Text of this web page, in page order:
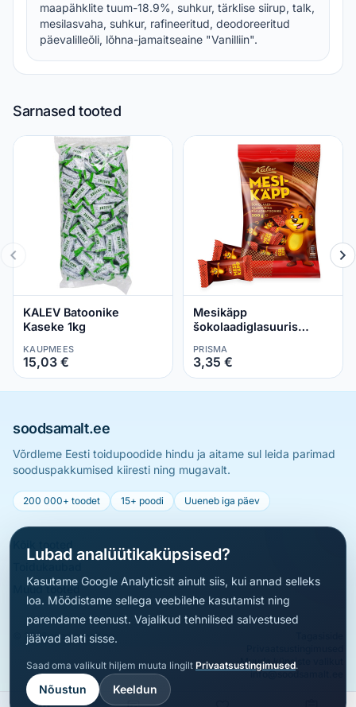
maapähklite tuum-18.9%, suhkur, tärklise siirup, talk,
mesilasvaha, suhkur, rafineeritud, deodoreeritud
päevalilleõli, lõhna-jamaitseaine "Vanilliin".
Sarnased tooted
KALEV Batoonike
Kaseke 1kg
KAUPMEES
15,03 €
Mesikäpp
šokolaadiglasuuris
200 g
PRISMA
3,35 €
soodsamalt.ee
Võrdleme Eesti toidupoodide hindu ja aitame sul leida parimad
sooduspakkumised kiiresti ning mugavalt.
200 000+ toodet 15+ poodi Uueneb iga päev
Muud tooted
© 2026 soodsamalt.ee
Muuda küpsiste valikut
info@soodsamalt.ee
Lubad analüütikaküpsised?
Kasutame Google Analyticsit ainult siis, kui annad selleks
loa. Mõõdistame sellega veebilehe kasutamist ning
parendame teenust. Vajalikud tehnilised salvestused
jäävad alati sisse.
Saad oma valikult hiljem muuta lingilt Privaatsustingimused.
Nõustun Keeldun